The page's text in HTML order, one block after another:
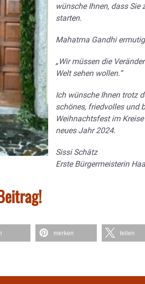
wünsche Ihnen, dass
starten.
Mahatma Gandhi
„Wir müssen die
Welt sehen wollen.“
Ich wünsche Ihnen trotz
schönes, friedvolles und
Weihnachtsfest im
neues Jahr 2024.
Sissi Schätz
Erste Bürgermeisterin
merken teilen